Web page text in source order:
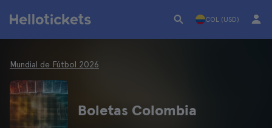
COL (USD)
Mundial de Fútbol 2026
Boletas Colombia